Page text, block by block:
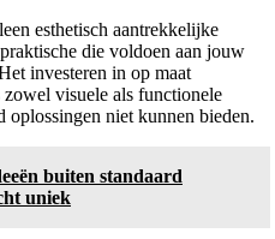
esthetisch aantrekkelijke
die voldoen aan jouw
investeren in op maat
zowel visuele als functionele
oplossingen niet kunnen bieden.
buiten standaard
uniek